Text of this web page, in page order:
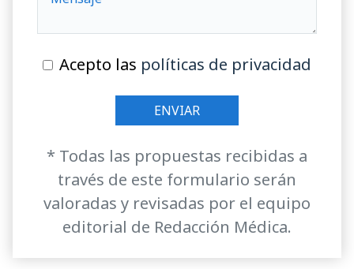
Acepto las políticas de privacidad
* Todas las propuestas recibidas a
través de este formulario serán
valoradas y revisadas por el equipo
editorial de Redacción Médica.